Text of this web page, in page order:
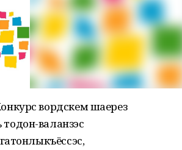
вордскем шаерез
валанзэс